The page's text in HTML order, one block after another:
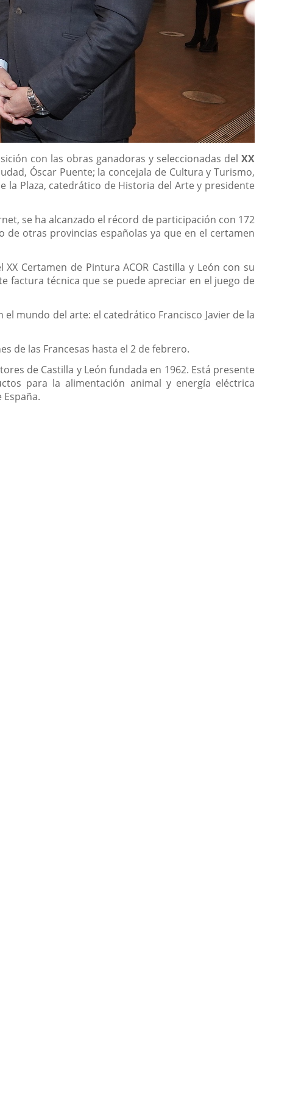
con las obras ganadoras y seleccionadas del XX
Óscar Puente; la concejala de Cultura y Turismo,
la Plaza, catedrático de Historia del Arte y presidente
se ha alcanzado el récord de participación con 172
de otras provincias españolas ya que en el certamen
Certamen de Pintura ACOR Castilla y León con su
factura técnica que se puede apreciar en el juego de
mundo del arte: el catedrático Francisco Javier de la
de las Francesas hasta el 2 de febrero.
de Castilla y León fundada en 1962. Está presente
para la alimentación animal y energía eléctrica